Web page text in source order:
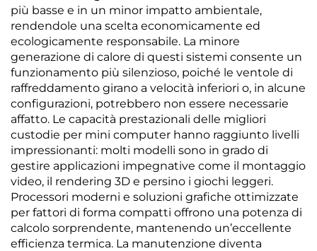
più basse e in un minor impatto ambientale,
rendendole una scelta economicamente ed
ecologicamente responsabile. La minore
generazione di calore di questi sistemi consente un
funzionamento più silenzioso, poiché le ventole di
raffreddamento girano a velocità inferiori o, in alcune
configurazioni, potrebbero non essere necessarie
affatto. Le capacità prestazionali delle migliori
custodie per mini computer hanno raggiunto livelli
impressionanti: molti modelli sono in grado di
gestire applicazioni impegnative come il montaggio
video, il rendering 3D e persino i giochi leggeri.
Processori moderni e soluzioni grafiche ottimizzate
per fattori di forma compatti offrono una potenza di
calcolo sorprendente, mantenendo un’eccellente
efficienza termica. La manutenzione diventa